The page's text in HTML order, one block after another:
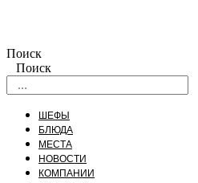
Поиск
Поиск
ШЕФЫ
БЛЮДА
МЕСТА
НОВОСТИ
КОМПАНИИ